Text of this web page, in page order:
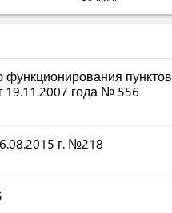
пунктов
19.11.2007 года № 556
г. №218